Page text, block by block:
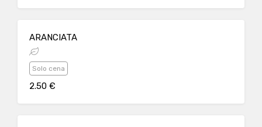
ARANCIATA
Solo cena
2.50 €